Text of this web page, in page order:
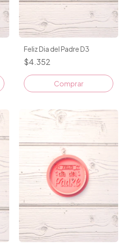
Feliz Dia del Padre D3
$4.352
Comprar